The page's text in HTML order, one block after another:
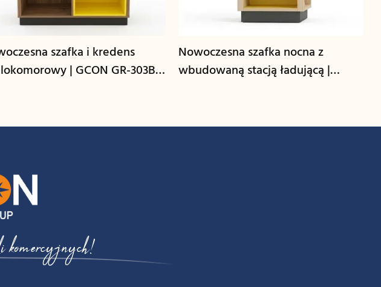
szafka i kredens
| GCON GR-303B-
Nowoczesna szafka nocna z
wbudowaną stacją ładującą |
komercyjnych!